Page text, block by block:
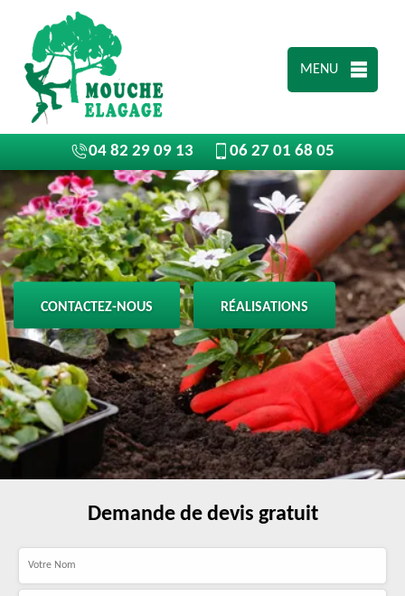
MENU
04 82 29 09 13 06 27 01 68 05
CONTACTEZ-NOUS RÉALISATIONS
Demande de devis gratuit